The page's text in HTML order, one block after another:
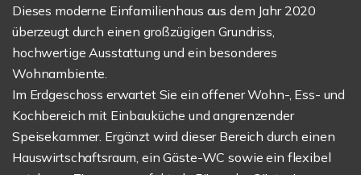
Dieses moderne Einfamilienhaus aus dem Jahr 2020
überzeugt durch einen großzügigen Grundriss,
hochwertige Ausstattung und ein besonderes
Wohnambiente.
Im Erdgeschoss erwartet Sie ein offener Wohn-, Ess- und
Kochbereich mit Einbauküche und angrenzender
Speisekammer. Ergänzt wird dieser Bereich durch einen
Hauswirtschaftsraum, ein Gäste-WC sowie ein flexibel